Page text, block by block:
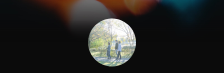
料金プラン
サポート
ご利用の流れ